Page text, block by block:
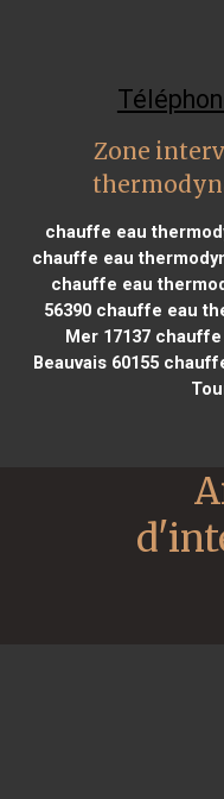
Zone
chauffe eau
chauffe eau
chauffe eau
56390 chauffe eau
Mer 17137chauffe
Beauvais 60155